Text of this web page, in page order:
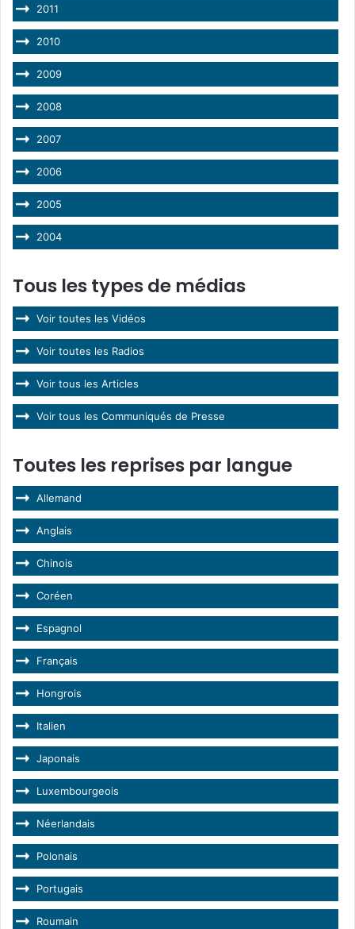
2011
2010
2009
2008
2007
2006
2005
2004
Tous les types de médias
Voir toutes les Vidéos
Voir toutes les Radios
Voir tous les Articles
Voir tous les Communiqués de Presse
Toutes les reprises par langue
Allemand
Anglais
Chinois
Coréen
Espagnol
Français
Hongrois
Italien
Japonais
Luxembourgeois
Néerlandais
Polonais
Portugais
Roumain